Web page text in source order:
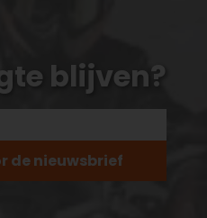
blijven?
de nieuwsbrief